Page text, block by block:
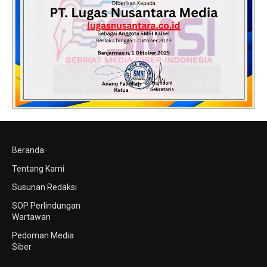
Beranda
Tentang Kami
Susunan Redaksi
SOP Perlindungan
Wartawan
Pedoman Media
Siber